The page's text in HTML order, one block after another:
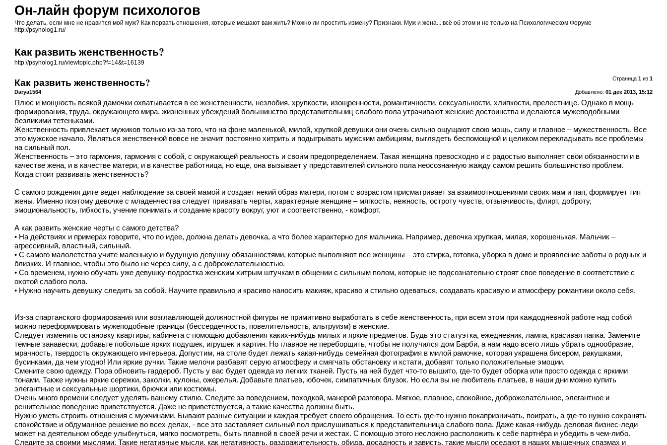
Он-лайн форум психологов
Что делать, если мне не нравится мой муж? Как порвать отношения, которые мешают вам жить? Можно ли простить измену? Признаки. Муж и жена... всё об этом и не только на Психологическом Форуме
http://psyholog1.ru/
Как развить женственность?
http://psyholog1.ru/viewtopic.php?f=14&t=16139
Страница 1из 1
Как развить женственность?
Добавлено: 01 дек 2013, 15:12
Darya1564
Плюс и мощность всякой дамочки охватывается в ее женственности, незлобия, хрупкости, изощренности, романтичности, сексуальности, хлипкости, прелестнице. Однако в мощь
формирования, труда, окружающего мира, жизненных убеждений большинство представительниц слабого пола утрачивают женские достоинства и делаются мужеподобными
безликими тетеньками.
Женственность привлекает мужиков только из-за того, что на фоне маленькой, милой, хрупкой девушки они очень сильно ощущают свою мощь, силу и главное – мужественность. Все
это мужское начало. Являться женственной вовсе не значит постоянно хитрить и подыгрывать мужским амбициям, выглядеть беспомощной и целиком перекладывать все проблемы
на сильный пол.
Женственность – это гармония, гармония с собой, с окружающей реальность и своим предопределением. Такая женщина превосходно и с радостью выполняет свои обязанности и в
качестве жена, и в качестве матери, и в качестве работница, но еще, она вызывает у представителей сильного пола неосознанную жажду самом решить большинство проблем.
Когда стоит развивать женственность?
С самого рождения дите ведет наблюдение за своей мамой и создает некий образ матери, потом с возрастом присматривает за взаимоотношениями своих мам и пап, формирует тип
жены. Именно поэтому девочке с младенчества следует прививать черты, характерные женщине – мягкость, нежность, остроту чувств, отзывчивость, флирт, доброту,
эмоциональность, гибкость, учение понимать и создание красоту вокруг, уют и соответственно, - комфорт.
А как развить женские черты с самого детства?
• На действиях и примерах говорите, что по идее, должна делать девочка, а что более характерно для мальчика. Например, девочка хрупкая, милая, хорошенькая. Мальчик –
агрессивный, властный, сильный.
• С самого малолетства учите маленькую и будущую девушку обязанностями, которые выполняют все женщины – это стирка, готовка, уборка в доме и проявление заботы о родных и
близких. И главное, чтобы это было не через силу, а с доброжелательностью.
• Со временем, нужно обучать уже девушку-подростка женским хитрым штучкам в общении с сильным полом, которые не подсознательно строят свое поведение в соответствие с
охотой слабого пола.
• Нужно научить девушку следить за собой. Научите правильно и красиво наносить макияж, красиво и стильно одеваться, создавать красивую и атмосферу романтики около себя.
Из-за спартанского формирования или возглавляющей должностной фигуры не примитивно выработать в себе женственность, при всем этом при каждодневной работе над собой
можно переформировать мужеподобные границы (бессердечность, повелительность, альтруизм) в женские.
Следует изменить остановку квартиры, кабинета с помощью добавления каких-нибудь милых и яркие предметов. Будь это статуэтка, ежедневник, лампа, красивая папка. Замените
темные занавески, добавьте побольше ярких подушек, игрушек и картин. Но главное не переборщить, чтобы не получился дом Барби, а нам надо всего лишь убрать однообразие,
мрачность, твердость окружающего интерьера. Допустим, на столе будет лежать какая-нибудь семейная фотография в милой рамочке, которая украшена бисером, ракушками,
бусинками, да чем угодно! Или яркие ручки. Такие мелочи разбавят серую атмосферу и смягчать обстановку и кстати, добавят только положительные эмоции.
Смените свою одежду. Пора обновить гардероб. Пусть у вас будет одежда из легких тканей. Пусть на ней будет что-то вышито, где-то будет оборка или просто одежда с яркими
тонами. Также нужны яркие сережки, заколки, кулоны, ожерелья. Добавьте платьев, юбочек, симпатичных блузок. Но если вы не любитель платьев, в наши дни можно купить
элегантные и сексуальные шортики, брючки или костюмы.
Очень много времени следует уделять вашему стилю. Следите за поведением, походкой, манерой разговора. Мягкое, плавное, спокойное, доброжелательное, элегантное и
решительное поведение приветствуется. Даже не приветствуется, а такие качества должны быть.
Нужно уметь строить отношения с мужчинами. Бывают разные ситуации и каждая требует своего обращения. То есть где-то нужно покапризничать, поиграть, а где-то нужно сохранять
спокойствие и обдуманное решение во всех делах, - все это заставляет сильный пол прислушиваться к представительница слабого пола. Даже какая-нибудь деловая бизнес-леди
может на деятельном обеде улыбнуться, мягко посмотреть, быть плавной в своей речи и жестах. С помощью этого несложно расположить к себе партнёра и убедить в чем-либо.
Следите за своими мыслями. Такие негативные мысли, как негативность, раздражительность, обида, досадность и зависть, такие мысли оседают в наших мышечных спазмах и